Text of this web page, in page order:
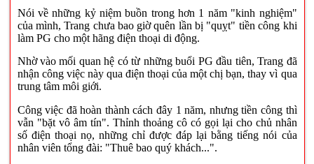
Nói về những kỷ niệm buồn trong hơn 1 năm "kinh nghiệm"
của mình, Trang chưa bao giờ quên lần bị "quỵt" tiền công khi
làm PG cho một hãng điện thoại di động.
Nhờ vào mối quan hệ có từ những buổi PG đầu tiên, Trang đã
nhận công việc này qua điện thoại của một chị bạn, thay vì qua
trung tâm môi giới.
Công việc đã hoàn thành cách đây 1 năm, nhưng tiền công thì
vẫn "bặt vô âm tín". Thỉnh thoảng cô có gọi lại cho chủ nhân
số điện thoại nọ, những chỉ được đáp lại bằng tiếng nói của
nhân viên tổng đài: "Thuê bao quý khách...".